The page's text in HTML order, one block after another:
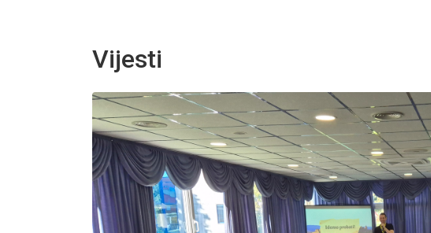
Vijesti